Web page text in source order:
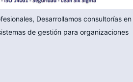
Desarrollamos consultorías en
de gestión para organizaciones